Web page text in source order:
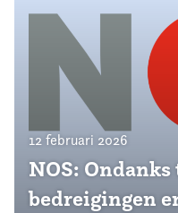
12 februari 2026
NOS:
bedreigingen